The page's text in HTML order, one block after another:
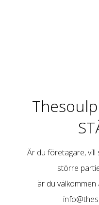
Är du företagare,
större
är du välkommen